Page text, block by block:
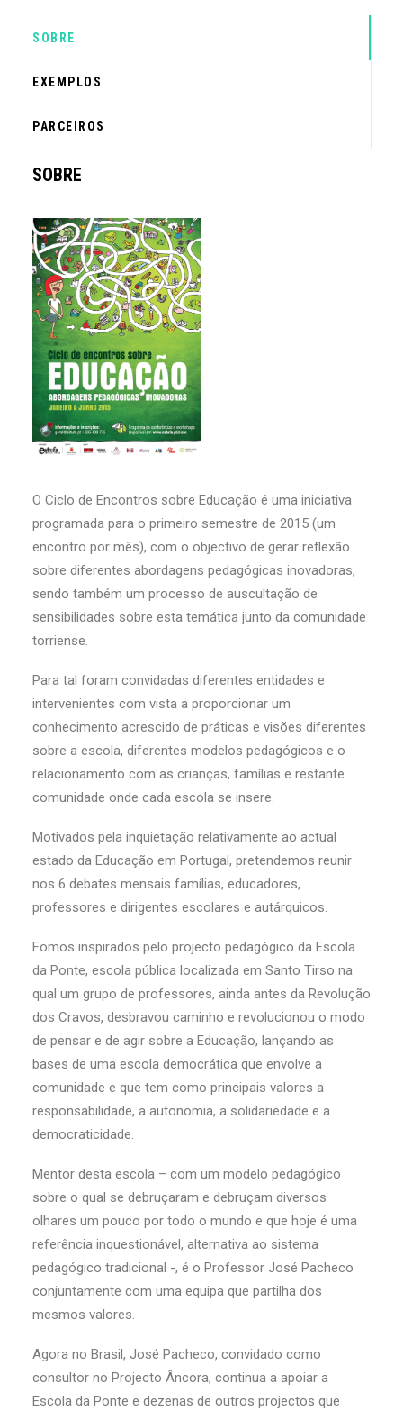
SOBRE
EXEMPLOS
PARCEIROS
SOBRE
O Ciclo de Encontros sobre Educação é uma iniciativa
programada para o primeiro semestre de 2015 (um
encontro por mês), com o objectivo de gerar reflexão
sobre diferentes abordagens pedagógicas inovadoras,
sendo também um processo de auscultação de
sensibilidades sobre esta temática junto da comunidade
torriense.
Para tal foram convidadas diferentes entidades e
intervenientes com vista a proporcionar um
conhecimento acrescido de práticas e visões diferentes
sobre a escola, diferentes modelos pedagógicos e o
relacionamento com as crianças, famílias e restante
comunidade onde cada escola se insere.
Motivados pela inquietação relativamente ao actual
estado da Educação em Portugal, pretendemos reunir
nos 6 debates mensais famílias, educadores,
professores e dirigentes escolares e autárquicos.
Fomos inspirados pelo projecto pedagógico da Escola
da Ponte, escola pública localizada em Santo Tirso na
qual um grupo de professores, ainda antes da Revolução
dos Cravos, desbravou caminho e revolucionou o modo
de pensar e de agir sobre a Educação, lançando as
bases de uma escola democrática que envolve a
comunidade e que tem como principais valores a
responsabilidade, a autonomia, a solidariedade e a
democraticidade.
Mentor desta escola – com um modelo pedagógico
sobre o qual se debruçaram e debruçam diversos
olhares um pouco por todo o mundo e que hoje é uma
referência inquestionável, alternativa ao sistema
pedagógico tradicional -, é o Professor José Pacheco
conjuntamente com uma equipa que partilha dos
mesmos valores.
Agora no Brasil, José Pacheco, convidado como
consultor no Projecto Âncora, continua a apoiar a
Escola da Ponte e dezenas de outros projectos que